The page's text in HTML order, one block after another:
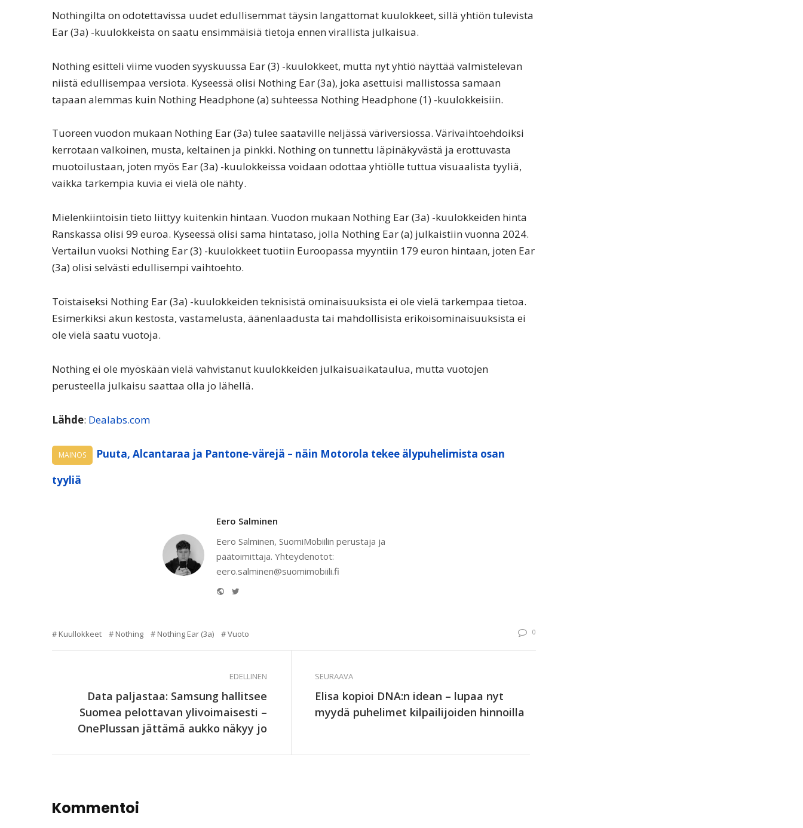
Nothingilta on odotettavissa uudet edullisemmat täysin langattomat kuulokkeet, sillä yhtiön tulevista
Ear (3a) -kuulokkeista on saatu ensimmäisiä tietoja ennen virallista julkaisua.
Nothing esitteli viime vuoden syyskuussa Ear (3) -kuulokkeet, mutta nyt yhtiö näyttää valmistelevan
niistä edullisempaa versiota. Kyseessä olisi Nothing Ear (3a), joka asettuisi mallistossa samaan
tapaan alemmas kuin Nothing Headphone (a) suhteessa Nothing Headphone (1) -kuulokkeisiin.
Tuoreen vuodon mukaan Nothing Ear (3a) tulee saataville neljässä väriversiossa. Värivaihtoehdoiksi
kerrotaan valkoinen, musta, keltainen ja pinkki. Nothing on tunnettu läpinäkyvästä ja erottuvasta
muotoilustaan, joten myös Ear (3a) -kuulokkeissa voidaan odottaa yhtiölle tuttua visuaalista tyyliä,
vaikka tarkempia kuvia ei vielä ole nähty.
Mielenkiintoisin tieto liittyy kuitenkin hintaan. Vuodon mukaan Nothing Ear (3a) -kuulokkeiden hinta
Ranskassa olisi 99 euroa. Kyseessä olisi sama hintataso, jolla Nothing Ear (a) julkaistiin vuonna 2024.
Vertailun vuoksi Nothing Ear (3) -kuulokkeet tuotiin Euroopassa myyntiin 179 euron hintaan, joten Ear
(3a) olisi selvästi edullisempi vaihtoehto.
Toistaiseksi Nothing Ear (3a) -kuulokkeiden teknisistä ominaisuuksista ei ole vielä tarkempaa tietoa.
Esimerkiksi akun kestosta, vastamelusta, äänenlaadusta tai mahdollisista erikoisominaisuuksista ei
ole vielä saatu vuotoja.
Nothing ei ole myöskään vielä vahvistanut kuulokkeiden julkaisuaikataulua, mutta vuotojen
perusteella julkaisu saattaa olla jo lähellä.
Lähde: Dealabs.com
MAINOS
Puuta, Alcantaraa ja Pantone-värejä – näin Motorola tekee älypuhelimista osan
tyyliä
Eero Salminen
Eero Salminen, SuomiMobiilin perustaja ja
päätoimittaja. Yhteydenotot:
eero.salminen@suomimobiili.fi
Website
Kuullokkeet Nothing Nothing Ear (3a) Vuoto 0
EDELLINEN
Data paljastaa: Samsung hallitsee
Suomea pelottavan ylivoimaisesti –
OnePlussan jättämä aukko näkyy jo
SEURAAVA
Elisa kopioi DNA:n idean – lupaa nyt
myydä puhelimet kilpailijoiden hinnoilla
Kommentoi